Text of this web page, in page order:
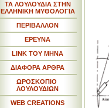
ΤΑ ΛΟΥΛΟΥΔΙΑ ΣΤΗΝ
ΕΛΛΗΝΙΚΗ ΜΥΘΟΛΟΓΙΑ
ΠΕΡΙΒΑΛΛΟΝ
ΕΡΕΥΝΑ
LINK TOY MHNA
ΔΙΑΦΟΡΑ ΑΡΘΡΑ
ΩΡΟΣΚΟΠΙΟ
ΛΟΥΛΟΥΔΙΩΝ
WEB CREATIONS